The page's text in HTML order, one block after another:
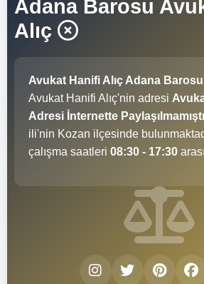
Adana Barosu
Alıç
Avukat Hanifi Alıç Adana
Avukat Hanifi Alıç'nin adresi
Adresi İnternette
ili'nin Kozan ilçesinde
çalışma saatleri 08:30 - 17:30